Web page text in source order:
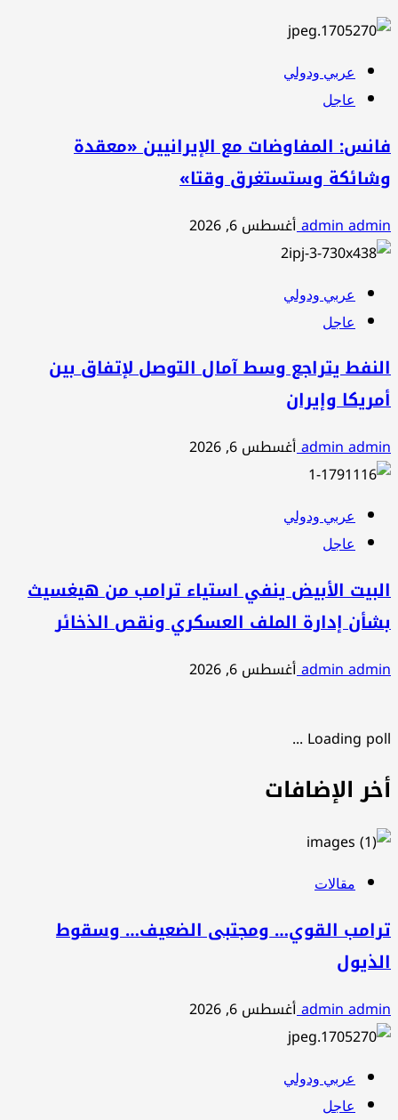
عربي ودولي
عاجل
فانس: المفاوضات مع الإيرانيين «معقدة
وشائكة وستستغرق وقتا»
admin adminأغسطس 6, 2026
عربي ودولي
عاجل
النفط يتراجع وسط آمال التوصل لإتفاق بين
أمريكا وإيران
admin adminأغسطس 6, 2026
عربي ودولي
عاجل
البيت الأبيض ينفي استياء ترامب من هيغسيث
بشأن إدارة الملف العسكري ونقص الذخائر
admin adminأغسطس 6, 2026
Loading poll ...
أخر الإضافات
مقالات
ترامب القوي… ومجتبى الضعيف… وسقوط
الذيول
admin adminأغسطس 6, 2026
عربي ودولي
عاجل